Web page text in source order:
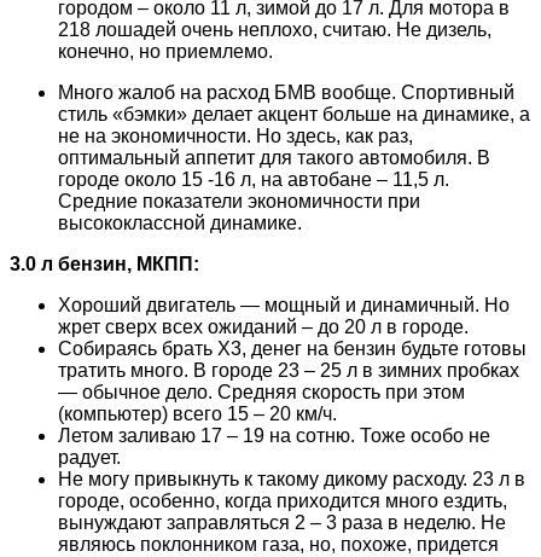
городом – около 11 л, зимой до 17 л. Для мотора в
218 лошадей очень неплохо, считаю. Не дизель,
конечно, но приемлемо.
Много жалоб на расход БМВ вообще. Спортивный
стиль «бэмки» делает акцент больше на динамике, а
не на экономичности. Но здесь, как раз,
оптимальный аппетит для такого автомобиля. В
городе около 15 -16 л, на автобане – 11,5 л.
Средние показатели экономичности при
высококлассной динамике.
3.0 л бензин, МКПП:
Хороший двигатель — мощный и динамичный. Но
жрет сверх всех ожиданий – до 20 л в городе.
Собираясь брать Х3, денег на бензин будьте готовы
тратить много. В городе 23 – 25 л в зимних пробках
— обычное дело. Средняя скорость при этом
(компьютер) всего 15 – 20 км/ч.
Летом заливаю 17 – 19 на сотню. Тоже особо не
радует.
Не могу привыкнуть к такому дикому расходу. 23 л в
городе, особенно, когда приходится много ездить,
вынуждают заправляться 2 – 3 раза в неделю. Не
являюсь поклонником газа, но, похоже, придется